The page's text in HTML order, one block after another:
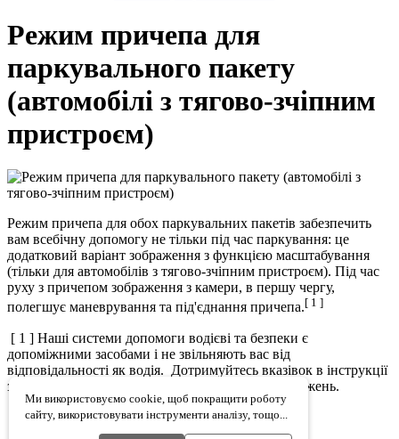
Режим причепа для
паркувального пакету
(автомобілі з тягово-зчіпним
пристроєм)
Режим причепа для обох паркувальних пакетів забезпечить
вам всебічну допомогу не тільки під час паркування: це
додатковий варіант зображення з функцією масштабування
(тільки для автомобілів з тягово-зчіпним пристроєм). Під час
руху з причепом зображення з камери, в першу чергу,
полегшує маневрування та під'єднання причепа.[ 1 ]
[ 1 ] Наші системи допомоги водієві та безпеки є
допоміжними засобами і не звільняють вас від
відповідальності як водія. Дотримуйтесь вказівок в інструкції
з експлуатації та описаних в ній системних обмежень.
Карта сайту
Ми використовуємо cookie, щоб покращити роботу
сайту, використовувати інструменти аналізу, тощо...